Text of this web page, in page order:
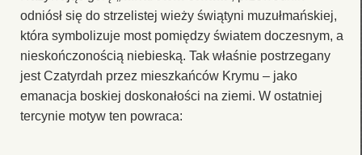
odniósł się do strzelistej wieży świątyni muzułmańskiej,
która symbolizuje most pomiędzy światem doczesnym, a
nieskończonością niebieską. Tak właśnie postrzegany
jest Czatyrdah przez mieszkańców Krymu – jako
emanacja boskiej doskonałości na ziemi. W ostatniej
tercynie motyw ten powraca: